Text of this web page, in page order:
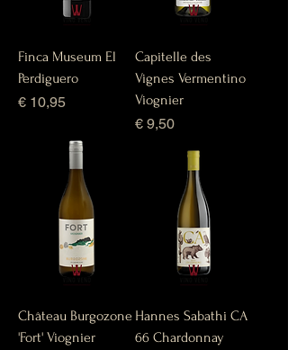
Finca Museum El
Perdiguero
Prijs
€ 10,95
Capitelle des
Vignes Vermentino
Viognier
Prijs
€ 9,50
Château Burgozone
'Fort' Viognier
Hannes Sabathi CA
66 Chardonnay